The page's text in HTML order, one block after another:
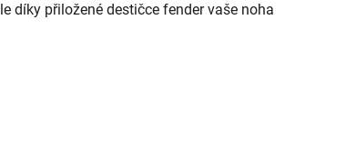
díky přiložené destičce fender vaše noha